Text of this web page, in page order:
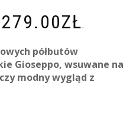
279.00ZŁ.
półbutów
Gioseppo, wsuwane na
modny wygląd z